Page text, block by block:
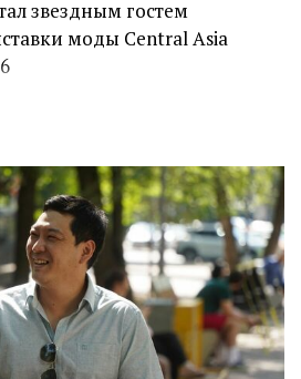
звездным гостем
моды Central Asia